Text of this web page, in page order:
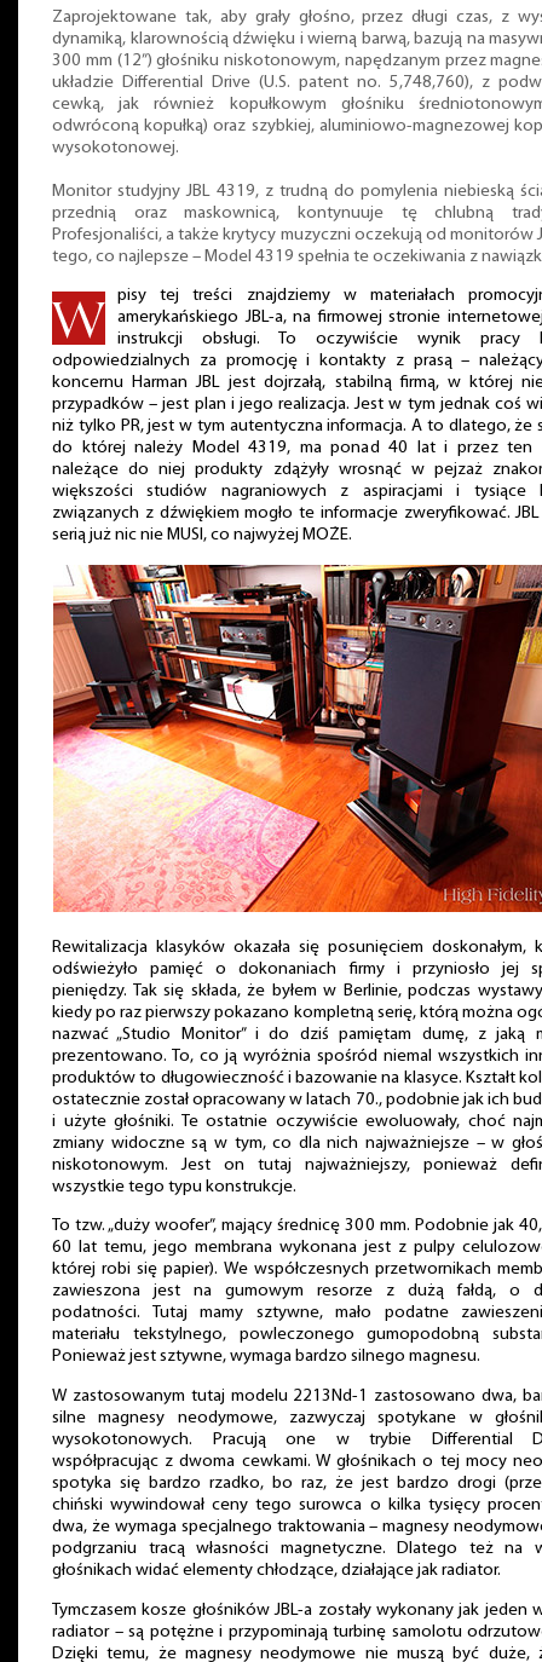
Zaprojektowane tak, aby grały głośno, przez długi czas, z
dynamiką, klarownością dźwięku i wierną barwą, bazują na
300 mm (12”) głośniku niskotonowym, napędzanym przez
układzie Differential Drive (U.S. patent no. 5,748,760), z
cewką, jak również kopułkowym głośniku
odwróconą kopułką) oraz szybkiej, aluminiowo-magnezowej
wysokotonowej.
Monitor studyjny JBL 4319, z trudną do pomylenia niebieską
przednią oraz maskownicą, kontynuuje tę chlubną
Profesjonaliści, a także krytycy muzyczni oczekują od monitorów
tego, co najlepsze – Model 4319 spełnia te oczekiwania z
pisy tej treści znajdziemy w materiałach
amerykańskiego JBL-a, na firmowej stronie
instrukcji obsługi. To oczywiście wynik pracy
odpowiedzialnych za promocję i kontakty z prasą –
koncernu Harman JBL jest dojrzałą, stabilną firmą, w której
przypadków – jest plan i jego realizacja. Jest w tym jednak coś
niż tylko PR, jest w tym autentyczna informacja. A to dlatego, że
do której należy Model 4319, ma ponad 40 lat i przez ten
należące do niej produkty zdążyły wrosnąć w pejzaż
większości studiów nagraniowych z aspiracjami i tysiące
związanych z dźwiękiem mogło te informacje zweryfikować.
serią już nic nie MUSI, co najwyżej MOŻE.
Rewitalizacja klasyków okazała się posunięciem doskonałym,
odświeżyło pamięć o dokonaniach firmy i przyniosło jej
pieniędzy. Tak się składa, że byłem w Berlinie, podczas
kiedy po raz pierwszy pokazano kompletną serię, którą można
nazwać „Studio Monitor” i do dziś pamiętam dumę, z jaką
prezentowano. To, co ją wyróżnia spośród niemal wszystkich
produktów to długowieczność i bazowanie na klasyce. Kształt
ostatecznie został opracowany w latach 70., podobnie jak ich
i użyte głośniki. Te ostatnie oczywiście ewoluowały, choć
zmiany widoczne są w tym, co dla nich najważniejsze – w
niskotonowym. Jest on tutaj najważniejszy, ponieważ
wszystkie tego typu konstrukcje.
To tzw. „duży woofer”, mający średnicę 300 mm. Podobnie jak
60 lat temu, jego membrana wykonana jest z pulpy
której robi się papier). We współczesnych przetwornikach
zawieszona jest na gumowym resorze z dużą fałdą, o
podatności. Tutaj mamy sztywne, mało podatne
materiału tekstylnego, powleczonego gumopodobną
Ponieważ jest sztywne, wymaga bardzo silnego magnesu.
W zastosowanym tutaj modelu 2213Nd-1 zastosowano dwa,
silne magnesy neodymowe, zazwyczaj spotykane w
wysokotonowych. Pracują one w trybie Differential
współpracując z dwoma cewkami. W głośnikach o tej mocy
spotyka się bardzo rzadko, bo raz, że jest bardzo drogi
chiński wywindował ceny tego surowca o kilka tysięcy
dwa, że wymaga specjalnego traktowania – magnesy
podgrzaniu tracą własności magnetyczne. Dlatego też na
głośnikach widać elementy chłodzące, działające jak radiator.
Tymczasem kosze głośników JBL-a zostały wykonany jak jeden
radiator – są potężne i przypominają turbinę samolotu
Dzięki temu, że magnesy neodymowe nie muszą być duże,